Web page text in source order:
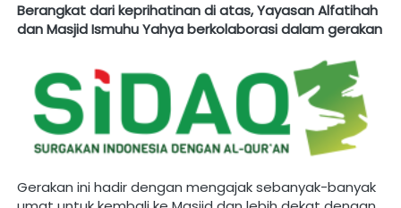
Berangkat dari keprihatinan di atas, Yayasan Alfatihah
dan Masjid Ismuhu Yahya berkolaborasi dalam gerakan
Gerakan ini hadir dengan mengajak sebanyak-banyak